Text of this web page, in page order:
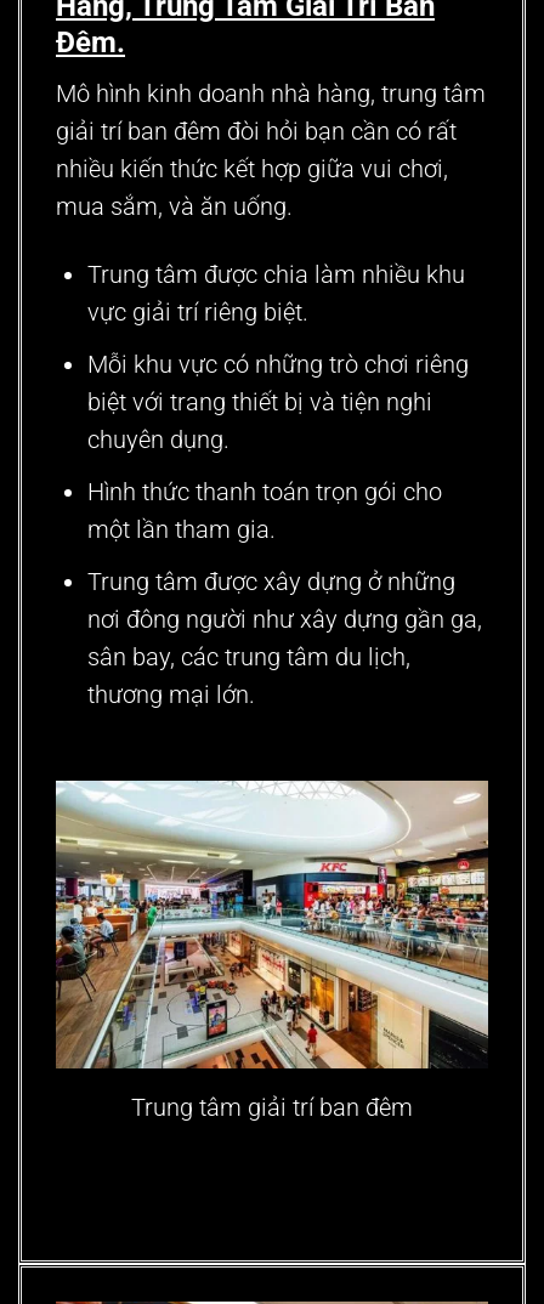
Đêm.
Mô hình kinh doanh nhà hàng, trung tâm
giải trí ban đêm đòi hỏi bạn cần có rất
nhiều kiến thức kết hợp giữa vui chơi,
mua sắm, và ăn uống.
Trung tâm được chia làm nhiều khu
vực giải trí riêng biệt.
Mỗi khu vực có những trò chơi riêng
biệt với trang thiết bị và tiện nghi
chuyên dụng.
Hình thức thanh toán trọn gói cho
một lần tham gia.
Trung tâm được xây dựng ở những
nơi đông người như xây dựng gần ga,
sân bay, các trung tâm du lịch,
thương mại lớn.
Trung tâm giải trí ban đêm